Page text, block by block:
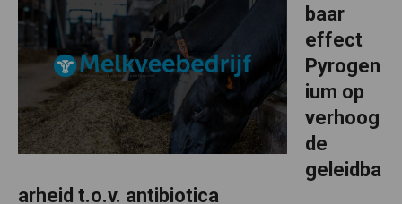
baar
effect
Pyrogen
ium op
verhoog
de
geleidba
arheid t.o.v. antibiotica